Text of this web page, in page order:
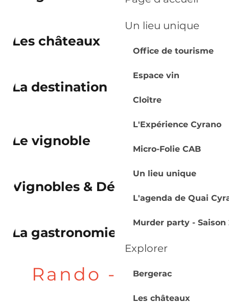
Un lieu unique
Office de tourisme
Espace vin
Cloître
L'Expérience Cyrano
Micro-Folie CAB
Un lieu unique
L'agenda de Quai
Murder party - Saison
Explorer
Bergerac
Les châteaux
Les châteaux
La destination
Le vignoble
Vignobles & Découvertes
La gastronomie
Rando - Nature